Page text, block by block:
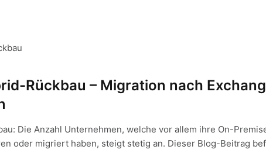
Rückbau – Migration nach
Die Anzahl Unternehmen, welche vor allem ihre On-
oder migriert haben, steigt stetig an. Dieser Blog-Beitrag